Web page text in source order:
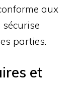
aux
parties.
et